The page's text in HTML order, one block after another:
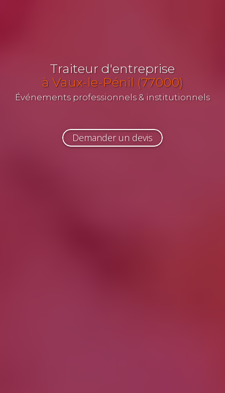
Traiteur d'entreprise
à Vaux-le-Pénil (77000)
Événements professionnels & institutionnels
Demander un devis